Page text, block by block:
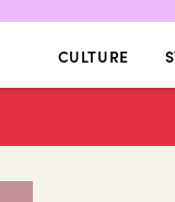
CULTURE